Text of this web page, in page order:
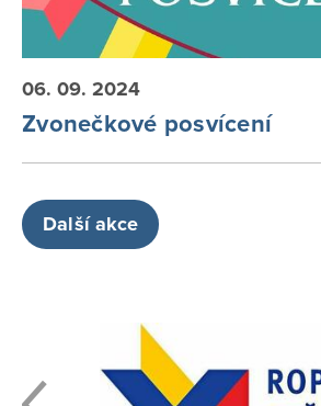
06. 09. 2024
Zvonečkové posvícení
Další akce